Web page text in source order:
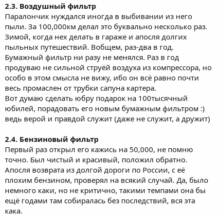
2.3. Воздушный фильтр
Паралончик нуждался иногда в выбивании из него
пыли. За 100,000км делал это буквально несколько раз.
Зимой, когда нех делать в гараже и апосля долгих
пыльных путешествий. Вобщем, раз-два в год.
Бумажный фильтр ни разу не менялся. Раз в год
продуваю не сильной струёй воздуха из компрессора, но
особо в этом смысла не вижу, ибо он всё равно почти
весь промаслен от трубки сапуна картера.
Вот думаю сделать юбру подарок на 100тысячный
юбилей, порадовать его новым бумажным фильтром :)
ведь верой и правдой служит (даже не служит, а дружит)
2.4. Бензиновый фильтр
Первый раз открыл его кажись на 50,000, не помню
точно. Был чистый и красивый, положил обратно.
Апосля возврата из долгой дороги по России, с её
плохим бензином, проверял на всякий случай. Да, было
немного каки, но не критично, такими темпами она бы
ещё годами там собиралась без последствий, вся эта
кака.